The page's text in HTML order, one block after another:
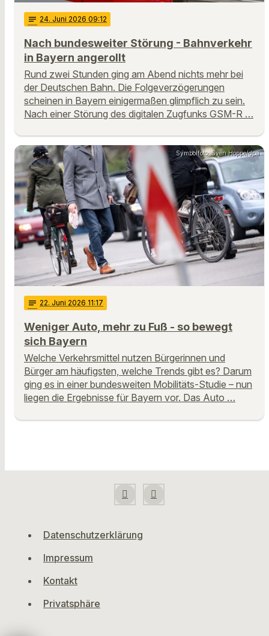
notes 24. Juni 2026 09:12
Nach bundesweiter Störung - Bahnverkehr
in Bayern angerollt
Rund zwei Stunden ging am Abend nichts mehr bei
der Deutschen Bahn. Die Folgeverzögerungen
scheinen in Bayern einigermaßen glimpflich zu sein.
Nach einer Störung des digitalen Zugfunks GSM-R …
Symbolfoto: Sven Hoppe/dpa
notes 22. Juni 2026 11:17
Weniger Auto, mehr zu Fuß - so bewegt
sich Bayern
Welche Verkehrsmittel nutzen Bürgerinnen und
Bürger am häufigsten, welche Trends gibt es? Darum
ging es in einer bundesweiten Mobilitäts-Studie – nun
liegen die Ergebnisse für Bayern vor. Das Auto …
Datenschutzerklärung
Impressum
Kontakt
Privatsphäre